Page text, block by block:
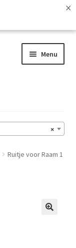
×
Menu
×
Ruitje voor Raam 1